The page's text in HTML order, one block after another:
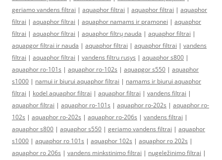
geriamo vandens filtrai | aquaphor filtrai | aquaphor filtrai | aquaphor
filtrai | aquaphor filtrai | aquaphor namams ir pramonei | aquaphor
filtrai | aquaphor filtrai | aquaphor filtrų nauda | aquaphor filtrai |
aquapgor filtrai ir nauda | aquaphor filtrai | aquaphor filtrai | vandens
filtrai | aquaphor filtrai | vandens filtru rusys | aquaphor s800 |
aquaphor ro-101s | aquaphor ro-102s | aquapgor s550 | aquaphor
s1000 | namui ir biurui aquaphor filtrai | namams ir biurui aquaphor
filtrai | kodel aquaphor filtrai | aquaphor filtrai | vandens filtrai |
aquaphor filtrai | aquaphor ro-101s | aquaphor ro-202s | aquaphor ro-
102s | aquaphor ro-202s | aquaphor ro-206s | vandens filtrai |
aquaphor s800 | aquaphor s550 | geriamo vandens filtrai | aquaphor
s1000 | aquaphor ro 101s | aquaphor 102s | aquaphor ro 202s |
aquaphor ro 206s | vandens minkstinimo filtrai | nugeležinimo filtrai |